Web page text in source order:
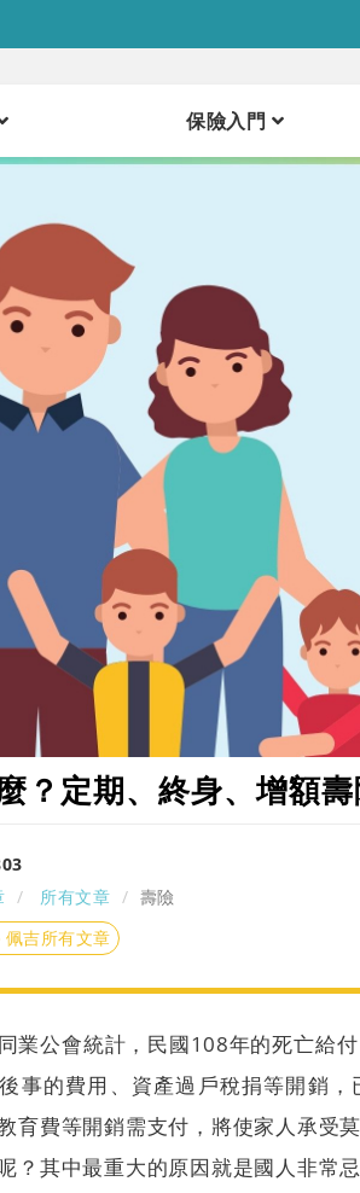
保險入門
？定期、終身、增額
所有文章 壽險
佩吉所有文章
業公會統計，民國108年的死亡給
事的費用、資產過戶稅捐等開銷
育費等開銷需支付，將使家人承受
？其中最重大的原因就是國人非常